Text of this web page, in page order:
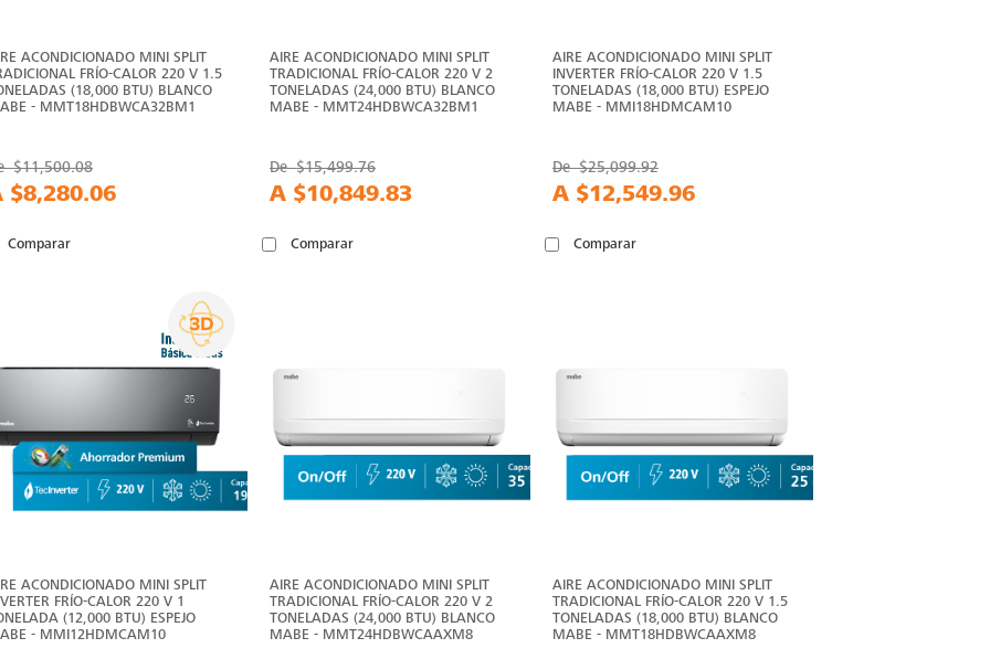
ACONDICIONADO MINI SPLIT
FRÍO-CALOR 220 V 1.5
(18,000 BTU) BLANCO
- MMT18HDBWCA32BM1
$11,500.08
$8,280.06
Comparar
AIRE ACONDICIONADO MINI SPLIT
TRADICIONAL FRÍO-CALOR 220 V 2
TONELADAS (24,000 BTU) BLANCO
MABE - MMT24HDBWCA32BM1
De$15,499.76
A $10,849.83
Comparar
AIRE ACONDICIONADO MINI SPLIT
INVERTER FRÍO-CALOR 220 V 1.5
TONELADAS (18,000 BTU) ESPEJO
MABE - MMI18HDMCAM10
De$25,099.92
A $12,549.96
Comparar
ACONDICIONADO MINI SPLIT
FRÍO-CALOR 220 V 1
(12,000 BTU) ESPEJO
- MMI12HDMCAM10
AIRE ACONDICIONADO MINI SPLIT
TRADICIONAL FRÍO-CALOR 220 V 2
TONELADAS (24,000 BTU) BLANCO
MABE - MMT24HDBWCAAXM8
AIRE ACONDICIONADO MINI SPLIT
TRADICIONAL FRÍO-CALOR 220 V 1.5
TONELADAS (18,000 BTU) BLANCO
MABE - MMT18HDBWCAAXM8